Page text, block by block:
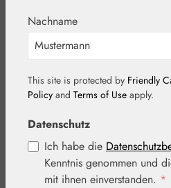
Collagen
GPH
Nachname
This site is protected by Friendly
Policy and Terms of Use apply.
Datenschutz
Ich habe die
Kenntnis genommen und
mit ihnen einverstanden. *